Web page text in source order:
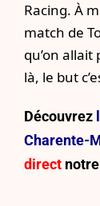
Racing. À
match de
qu’on allait
là, le but
Découvrez
Charente-
direct